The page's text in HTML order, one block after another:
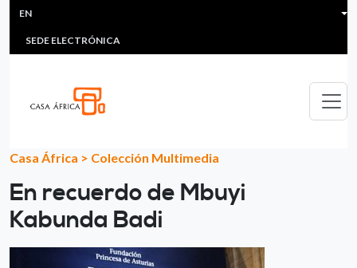
Skip to main content
HEADER MENU
MULTIMEDIA
SEDE ELECTRÓNICA
EN
Casa África > Colección Multimedia
En recuerdo de Mbuyi
Kabunda Badi